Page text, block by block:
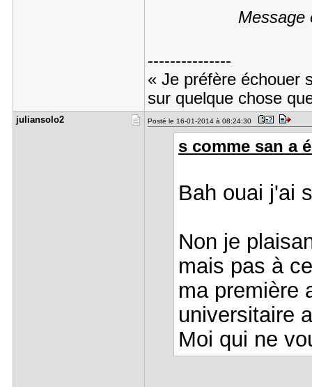
Message
---------------
« Je préfère échouer
sur quelque chose
juliansolo​2 Posté le 16-01-2014 à 08:24:30
s comme san a
Bah ouai j'ai
Non je
mais pas à
ma première
universitaire
Moi qui ne